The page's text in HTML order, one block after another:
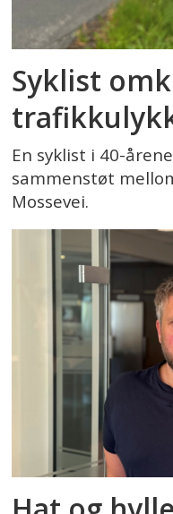
Syklist
En syklist i 40-
sammenstøt
Mossevei.